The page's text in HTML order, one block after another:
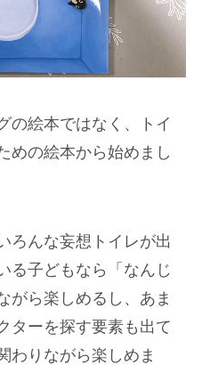
の絵本ではなく、トイ
めの絵本から始めまし
ろんな妄想トイレが出
る子どもなら「なんじ
がら楽しめるし、あま
ターを探す要素も出て
わりながら楽しめま